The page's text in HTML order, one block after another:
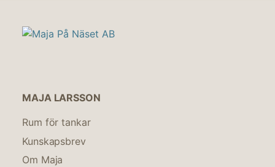
MAJA LARSSON
Rum för tankar
Kunskapsbrev
Om Maja